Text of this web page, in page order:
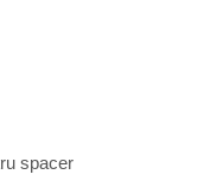
spacer